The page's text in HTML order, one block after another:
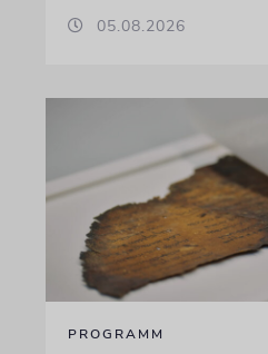
05.08.2026
PROGRAMM